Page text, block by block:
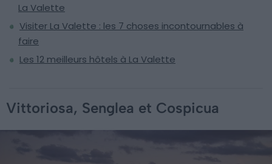
La Valette
Visiter La Valette : les 7 choses incontournables à
faire
Les 12 meilleurs hôtels à La Valette
Vittoriosa, Senglea et Cospicua